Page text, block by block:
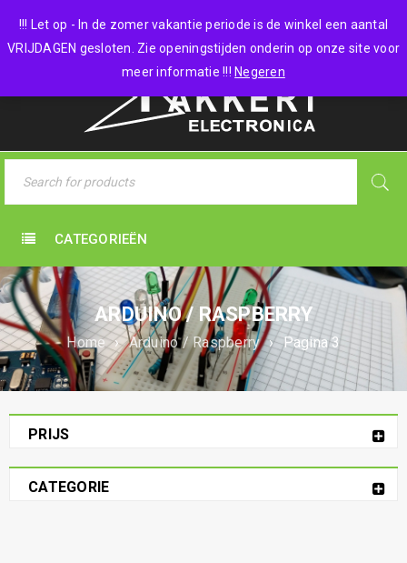
!!! Let op - In de zomer vakantie periode is de winkel een aantal
VRIJDAGEN gesloten. Zie openingstijden onderin op onze site voor
meer informatie !!! Negeren
0 items - €0,00
CATEGORIEËN
ARDUINO / RASPBERRY
Home › Arduino / Raspberry › Pagina 3
PRIJS
CATEGORIE